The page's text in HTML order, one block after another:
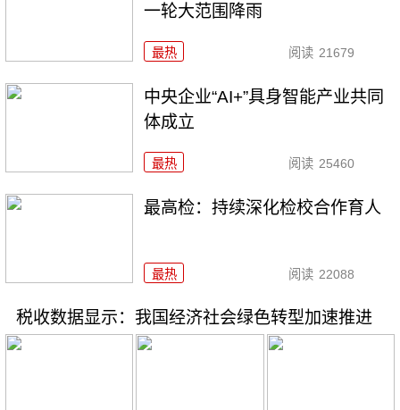
一轮大范围降雨
最热 阅读 21679
中央企业“AI+”具身智能产业共同
体成立
最热 阅读 25460
最高检：持续深化检校合作育人
最热 阅读 22088
税收数据显示：我国经济社会绿色转型加速推进